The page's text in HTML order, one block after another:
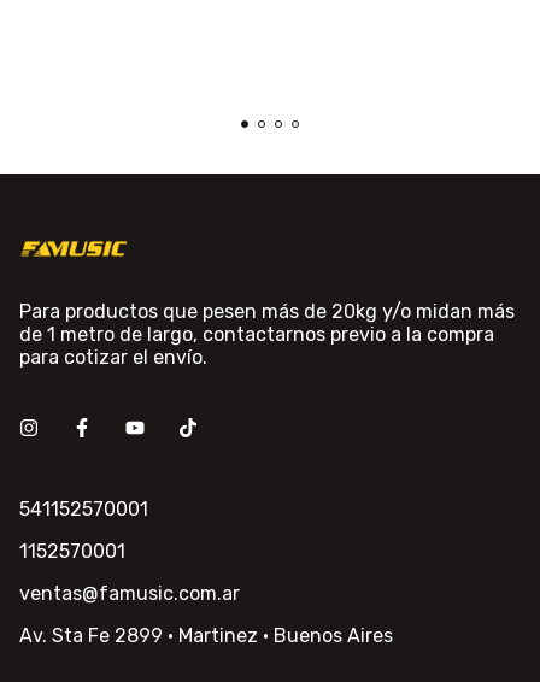
Para productos que pesen más de 20kg y/o midan más
de 1 metro de largo, contactarnos previo a la compra
para cotizar el envío.
541152570001
1152570001
ventas@famusic.com.ar
Av. Sta Fe 2899 · Martinez · Buenos Aires